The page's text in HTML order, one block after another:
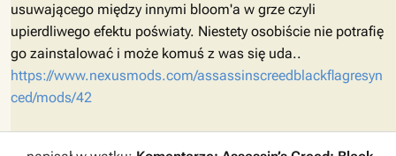
usuwającego między innymi bloom'a w grze czyli
upierdliwego efektu poświaty. Niestety osobiście nie potrafię
go zainstalować i może komuś z was się uda..
https://www.nexusmods.com/assassinscreedblackflagresyn
ced/mods/42